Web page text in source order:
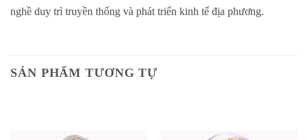
nghề duy trì truyền thống và phát triển kinh tế địa phương.
SẢN PHẨM TƯƠNG TỰ